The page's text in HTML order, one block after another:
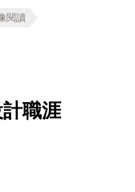
閱讀
職涯